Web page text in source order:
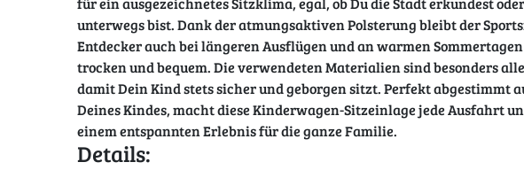
unterwegs bist. Dank der atmungsaktiven Polsterung bleibt der
Entdecker auch bei längeren Ausflügen und an warmen
trocken und bequem. Die verwendeten Materialien sind besonders
damit Dein Kind stets sicher und geborgen sitzt. Perfekt abgestimmt
Deines Kindes, macht diese Kinderwagen-Sitzeinlage jede Ausfahrt
einem entspannten Erlebnis für die ganze Familie.
Details: